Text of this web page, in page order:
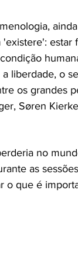
estar
liberdade, o
os grandes
Søren
no
as
o que é